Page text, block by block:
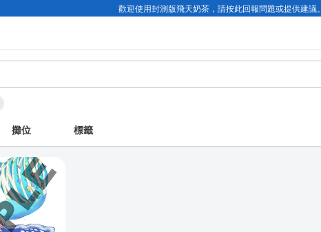
歡迎使用封測版飛天奶茶，請按此回報問題或提供建議。
攤位 標籤